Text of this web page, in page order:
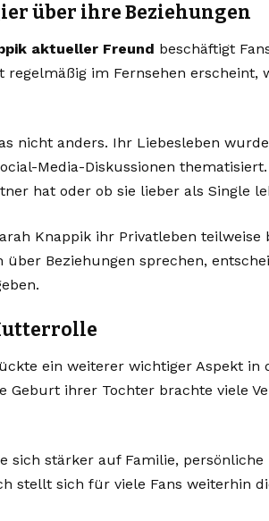
über ihre Beziehungen
aktueller Freund beschäftigt
regelmäßig im Fernsehen erscheint,
nicht anders. Ihr Liebesleben
Media-Diskussionen
hat oder ob sie lieber als Single
Knappik ihr Privatleben
über Beziehungen sprechen,
ein weiterer wichtiger Aspekt in
Geburt ihrer Tochter brachte viele
sich stärker auf Familie,
stellt sich für viele Fans weiterhin